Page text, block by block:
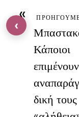
«
Κάποιοι
δική τους
‹